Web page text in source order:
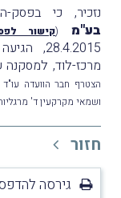
נזכיר, כי בפסק-
בע"מ
(קישור
מרכז-לוד, למסקנה
הצטרף חבר הוועדה
ושמאי מקרקעין ד'
חזור
גירסה